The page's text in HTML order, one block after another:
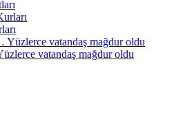
vatandaş mağdur oldu